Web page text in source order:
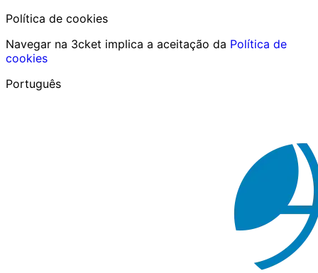
Política de cookies
Navegar na 3cket implica a aceitação da Política de
cookies
Português